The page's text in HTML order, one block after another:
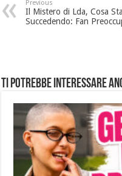
Previous
Il Mistero di Lda, Cosa Sta
Succedendo: Fan
Ti potrebbe interessare